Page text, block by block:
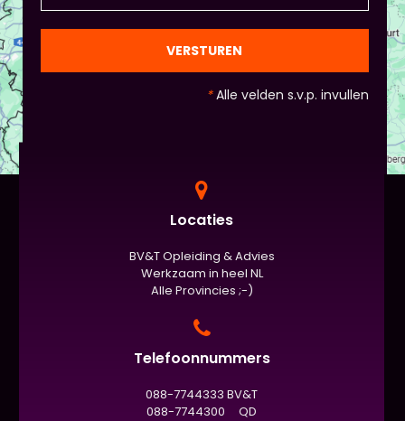
VERSTUREN
*Alle velden s.v.p. invullen
Locaties
BV&T Opleiding & Advies
Werkzaam in heel NL
Alle Provincies ;-)
Telefoonnummers
088-7744333 BV&T
088-7744300 QD